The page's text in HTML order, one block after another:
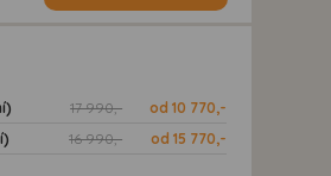
17 990,-
od 10 770,-
16 990,- od 15 770,-